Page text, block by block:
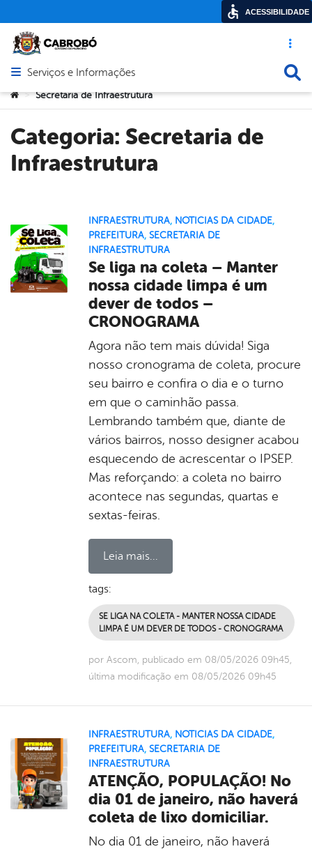
Acesso
Abrir menu principal de navegação
Serviços e Informações
Você está aqui:
> Secretaria de Infraestrutura
Categoria: Secretaria de
Infraestrutura
INFRAESTRUTURA, NOTICIAS DA CIDADE,
PREFEITURA, SECRETARIA DE
INFRAESTRUTURA
Se liga na coleta – Manter
nossa cidade limpa é um
dever de todos –
CRONOGRAMA
Agora não tem mais dúvida! Siga
nosso cronograma de coleta, procure
seu bairro e confira o dia e o turno
em que o caminhão passa.
Lembrando também que, diante de
vários bairros, nosso designer acabou
esquecendo de acrescentar o IPSEP.
Mas reforçando: a coleta no bairro
acontece nas segundas, quartas e
sextas-feiras.
Leia mais...
tags:
SE LIGA NA COLETA - MANTER NOSSA CIDADE
LIMPA É UM DEVER DE TODOS - CRONOGRAMA
por Ascom, publicado em 08/05/2026 09h45,
última modificação em 08/05/2026 09h45
INFRAESTRUTURA, NOTICIAS DA CIDADE,
PREFEITURA, SECRETARIA DE
INFRAESTRUTURA
ATENÇÃO, POPULAÇÃO! No
dia 01 de janeiro, não haverá
coleta de lixo domiciliar.
No dia 01 de janeiro, não haverá
ACESSIBILIDADE